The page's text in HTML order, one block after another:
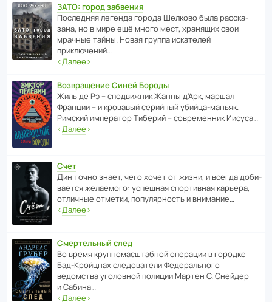
ЗАТО: город забвения
После­дняя легенда города Шелково была расска­
зана, но в мире ещё много мест, хранящих свои
мрачные тайны. Новая группа иска­телей
приключений…
‹Далее›
Возвращение Синей Бороды
Жиль де Рэ – спод­ви­жник Жанны д’Арк, маршал
Франции – и кровавый серийный убийца-маньяк.
Римский импе­ратор Тиберий – совре­менник Иисуса…
‹Далее›
Счет
Дин точно знает, чего хочет от жизни, и всегда доби­
ва­ется жела­е­мого: успе­шная спор­ти­вная карьера,
отли­чные отметки, попу­ля­р­ность и внимание…
‹Далее›
Смертельный след
Во время круп­но­мас­ш­та­бной операции в городке
Бад‑Крой­цнах следо­ва­тели Феде­раль­ного
ведомства уголо­вной полиции Мартен С. Снейдер
и Сабина…
‹Далее›